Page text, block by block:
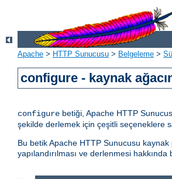
Apache > HTTP Sunucusu > Belgeleme >
configure - kaynak
configure betiği, Apache HTTP
şekilde derlemek için çeşitli seçeneklere
Bu betik Apache HTTP Sunucusu
yapılandırılması ve derlenmesi